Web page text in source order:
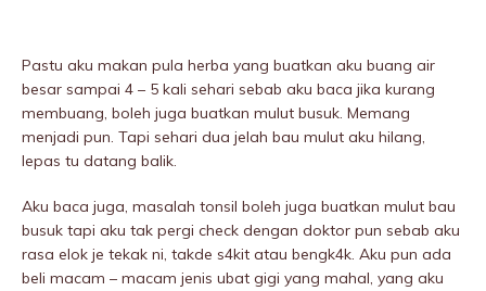
Pastu aku makan pula herba yang buatkan aku buang air
besar sampai 4 – 5 kali sehari sebab aku baca jika kurang
membuang, boleh juga buatkan mulut busuk. Memang
menjadi pun. Tapi sehari dua jelah bau mulut aku hilang,
lepas tu datang balik.
Aku baca juga, masalah tonsil boleh juga buatkan mulut bau
busuk tapi aku tak pergi check dengan doktor pun sebab aku
rasa elok je tekak ni, takde s4kit atau bengk4k. Aku pun ada
beli macam – macam jenis ubat gigi yang mahal, yang aku